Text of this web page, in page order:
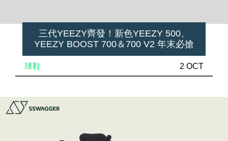
三代YEEZY齊發！新色YEEZY 500、
YEEZY BOOST 700＆700 V2 年末必搶
球鞋 2 OCT